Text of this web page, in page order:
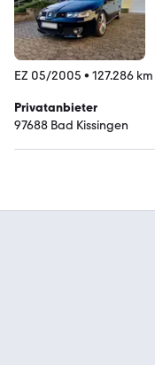
EZ 05/2005 • 127.286 km
Privatanbieter
97688 Bad Kissingen